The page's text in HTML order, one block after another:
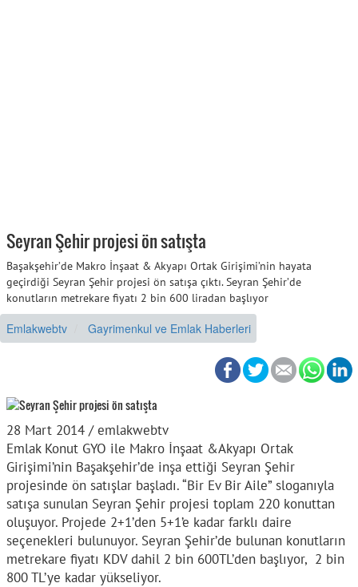
Seyran Şehir projesi ön satışta
Başakşehir’de Makro İnşaat & Akyapı Ortak Girişimi’nin hayata
geçirdiği Seyran Şehir projesi ön satışa çıktı. Seyran Şehir’de
konutların metrekare fiyatı 2 bin 600 liradan başlıyor
Emlakwebtv Gayrimenkul ve Emlak Haberleri
28 Mart 2014 / emlakwebtv
Emlak Konut GYO ile Makro İnşaat &Akyapı Ortak
Girişimi’nin Başakşehir’de inşa ettiği Seyran Şehir
projesinde ön satışlar başladı. “Bir Ev Bir Aile” sloganıyla
satışa sunulan Seyran Şehir projesi toplam 220 konuttan
oluşuyor. Projede 2+1’den 5+1’e kadar farklı daire
seçenekleri bulunuyor. Seyran Şehir’de bulunan konutların
metrekare fiyatı KDV dahil 2 bin 600TL’den başlıyor, 2 bin
800 TL’ye kadar yükseliyor.